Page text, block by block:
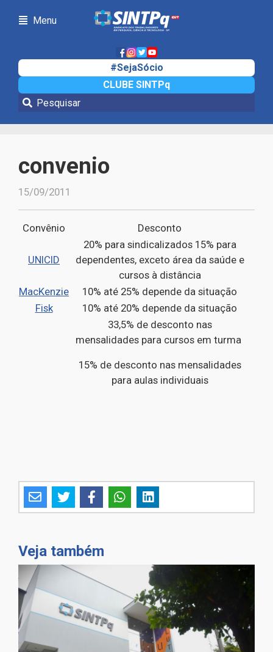
Menu
#SejaSócio
CLUBE SINTPq
Notícias
convenio
15/09/2011
Convênio Desconto
UNICID
20% para sindicalizados 15% para
dependentes, exceto área da saúde e
cursos à distância
MacKenzie
10% até 25% depende da situação
Fisk
10% até 20% depende da situação
33,5% de desconto nas
mensalidades para cursos em turma
15% de desconto nas mensalidades
para aulas individuais
Veja também